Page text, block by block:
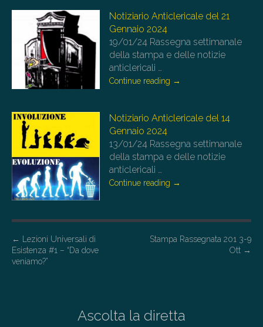
Notiziario Anticlericale del 21
Gennaio 2024
19/01/24 Rassegna settimanale
della stampa e delle notizie
anticlericali …
Continue reading →
Notiziario Anticlericale del 14
Gennaio 2024
13/01/24 Rassegna settimanale
della stampa e delle notizie
anticlericali …
Continue reading →
P
o
← Lezioni Universali di
Esistenza #1 – “Da dove
veniamo?”
Stampa Rassegnata 201 3-9
Ott →
Ascolta la diretta